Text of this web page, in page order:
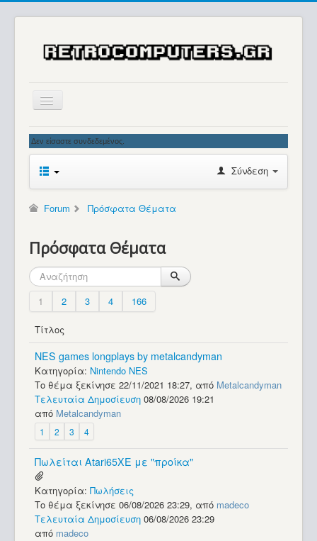
Αρχική
Συλλογές / Projects
Διάφορα
Forum
Δεν είσαστε συνδεδεμένος.
Σύνδεση
Forum Πρόσφατα Θέματα
Πρόσφατα Θέματα
1 2 3 4 166
Τίτλος
NES games longplays by metalcandyman
Κατηγορία: Nintendo NES
Το θέμα ξεκίνησε 22/11/2021 18:27, από Metalcandyman
Τελευταία Δημοσίευση 08/08/2026 19:21
από Metalcandyman
1 2 3 4
Πωλείται Atari65XE με "προίκα"
Κατηγορία: Πωλήσεις
Το θέμα ξεκίνησε 06/08/2026 23:29, από madeco
Τελευταία Δημοσίευση 06/08/2026 23:29
από madeco